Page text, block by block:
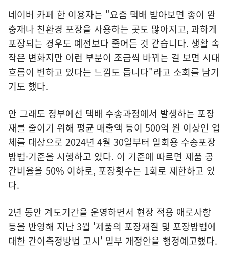
네이버 카페 한 이용자는 "요즘 택배 받아보면 종이 완
충재나 친환경 포장을 사용하는 곳도 많아지고, 과하게
포장되는 경우도 예전보다 줄어든 것 같습니다. 생활 속
작은 변화지만 이런 부분이 조금씩 바뀌는 걸 보면 시대
흐름이 변하고 있다는 느낌도 듭니다"라고 소회를 남기
기도 했다.
안 그래도 정부에선 택배 수송과정에서 발생하는 포장
재를 줄이기 위해 평균 매출액 등이 500억 원 이상인 업
체를 대상으로 2024년 4월 30일부터 일회용 수송포장
방법·기준을 시행하고 있다. 이 기준에 따르면 제품 공
간비율을 50% 이하로, 포장횟수는 1회로 제한하고 있
다.
2년 동안 계도기간을 운영하면서 현장 적용 애로사항
등을 반영해 지난 3월 '제품의 포장재질 및 포장방법에
대한 간이측정방법 고시' 일부 개정안을 행정예고했다.